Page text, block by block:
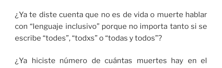
¿Ya te diste cuenta que no es de vida o muerte hablar
con “lenguaje inclusivo” porque no importa tanto si se
escribe “todes”, “todxs” o “todas y todos”?
¿Ya hiciste número de cuántas muertes hay en el